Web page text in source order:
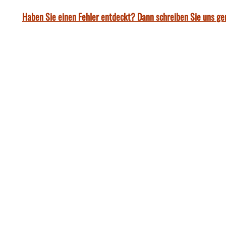
Haben Sie einen Fehler entdeckt? Dann schreiben Sie uns